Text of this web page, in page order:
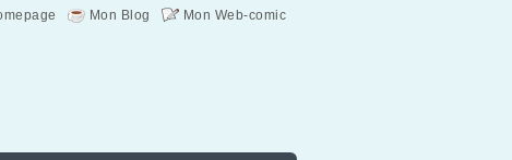
Mon Web-comic
Mon Blog